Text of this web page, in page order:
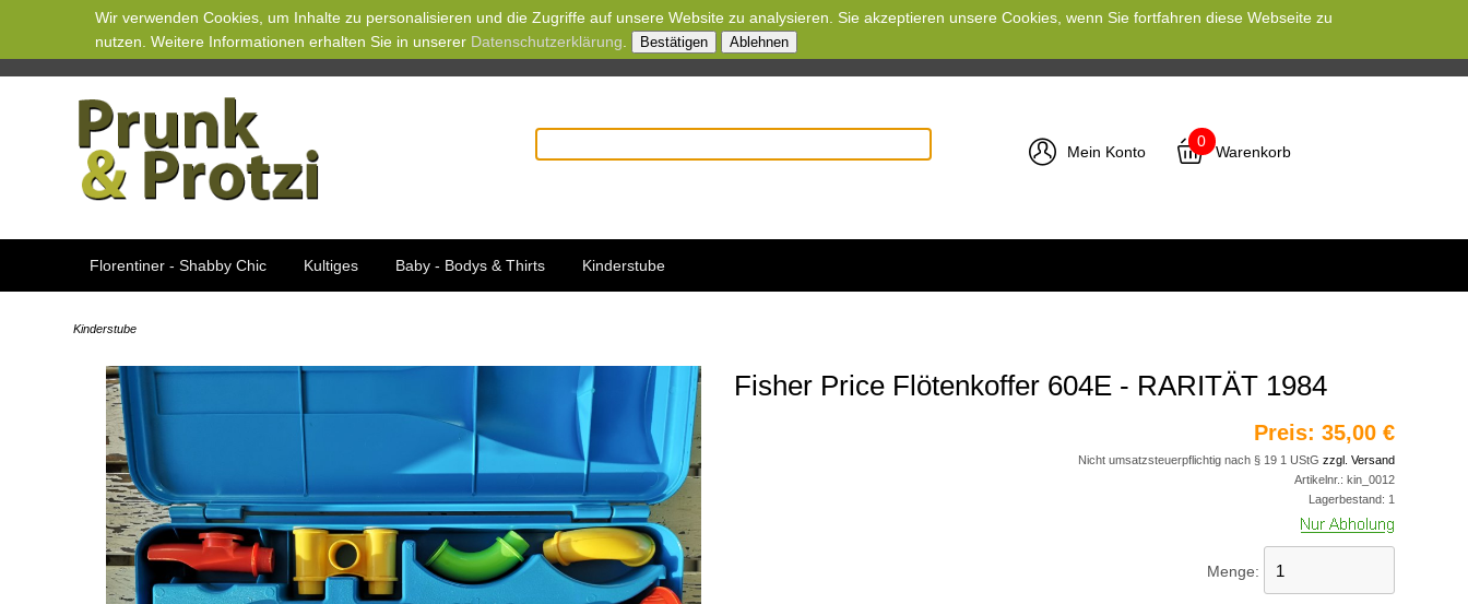
Wir verwenden Cookies, um Inhalte zu personalisieren und die Zugriffe auf unsere Website zu analysieren. Sie akzeptieren unsere Cookies, wenn Sie fortfahren diese Webseite zu
nutzen. Weitere Informationen erhalten Sie in unserer Datenschutzerklärung Bestätigen Ablehnen
Mein Konto
0
Warenkorb
Florentiner - Shabby Chic Kultiges Baby - Bodys & Thirts Kinderstube
Kinderstube
Fisher Price Flötenkoffer 604E - RARITÄT 1984
Preis: 35,00 €
Nicht umsatzsteuerpflichtig nach § 19 1 UStG zzgl. Versand
Artikelnr.: kin_0012
Lagerbestand: 1
Menge: